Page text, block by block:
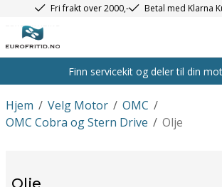
Fri frakt over 2000,- Betal med Klarna
Finn servicekit og deler til din
/
Hjem /
Velg Motor /
OMC
/
OMC Cobra og Stern Drive Olje
Olje